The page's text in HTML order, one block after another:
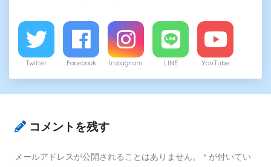
Twitter Facebook Instagram LINE YouTube
コメントを残す
メールアドレスが公開されることはありません。 * が付いてい